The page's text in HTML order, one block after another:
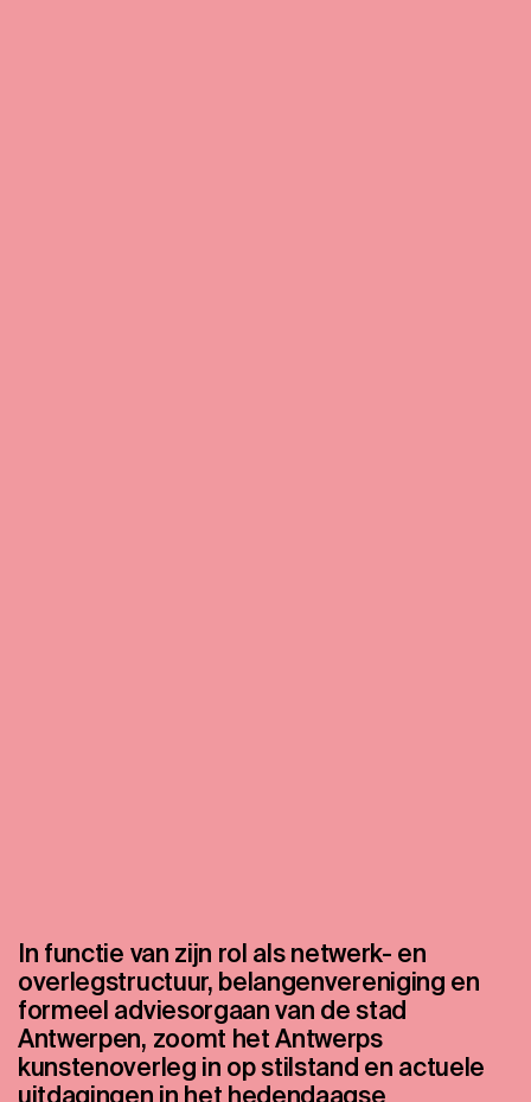
In functie van zijn rol als netwerk- en
overlegstructuur, belangenvereniging en
formeel adviesorgaan van de stad
Antwerpen, zoomt het Antwerps
kunstenoverleg in op stilstand en actuele
uitdagingen in het hedendaagse